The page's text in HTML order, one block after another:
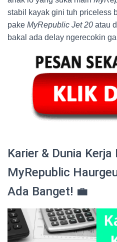
stabil kayak gini tuh priceless
pake MyRepublic Jet 20 atau
bakal ada delay ngerecokin
Karier & Dunia Kerja
MyRepublic
Ada Banget! 💼